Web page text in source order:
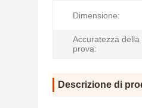
Dimensione:
Accuratezza della
prova:
Descrizione di